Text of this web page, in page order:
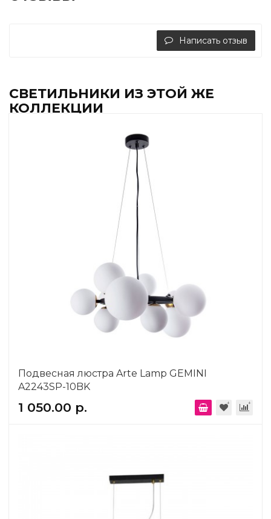
Написать отзыв
СВЕТИЛЬНИКИ ИЗ ЭТОЙ ЖЕ
КОЛЛЕКЦИИ
Подвесная люстра Arte Lamp GEMINI
A2243SP-10BK
1 050.00 р.